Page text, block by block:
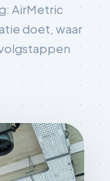
AirMetric
doet, waar